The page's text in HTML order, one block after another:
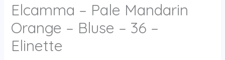
Elcamma – Pale Mandarin
Orange – Bluse – 36 –
Elinette